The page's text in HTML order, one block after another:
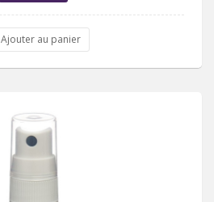
Ajouter au panier